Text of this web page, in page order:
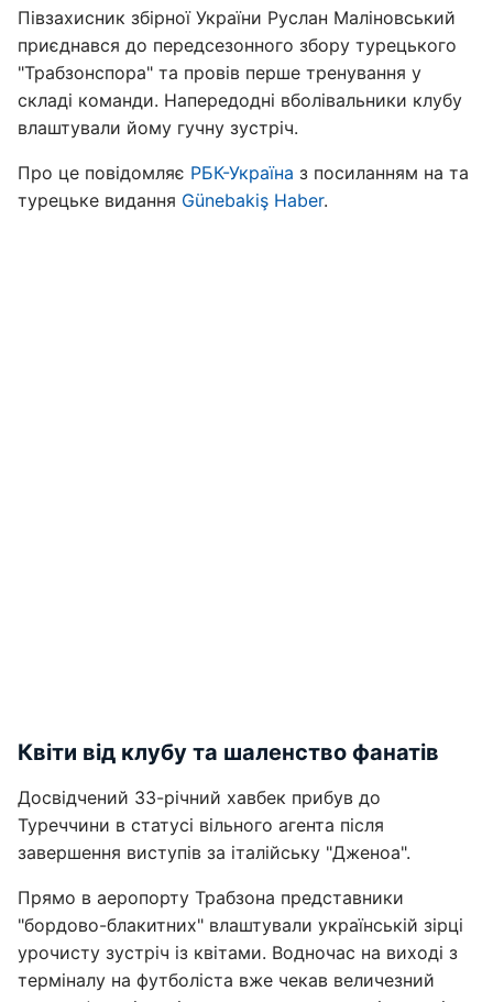
Півзахисник збірної України Руслан Маліновський
приєднався до передсезонного збору турецького
"Трабзонспора" та провів перше тренування у
складі команди. Напередодні вболівальники клубу
влаштували йому гучну зустріч.
Про це повідомляє РБК-Україна з посиланням на та
турецьке видання Günebakiş Haber.
Квіти від клубу та шаленство фанатів
Досвідчений 33-річний хавбек прибув до
Туреччини в статусі вільного агента після
завершення виступів за італійську "Дженоа".
Прямо в аеропорту Трабзона представники
"бордово-блакитних" влаштували українській зірці
урочисту зустріч із квітами. Водночас на виході з
терміналу на футболіста вже чекав величезний